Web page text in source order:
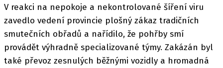
V reakci na nepokoje a nekontrolované šíření viru
zavedlo vedení provincie plošný zákaz tradičních
smutečních obřadů a nařídilo, že pohřby smí
provádět výhradně specializované týmy. Zakázán byl
také převoz zesnulých běžnými vozidly a hromadná